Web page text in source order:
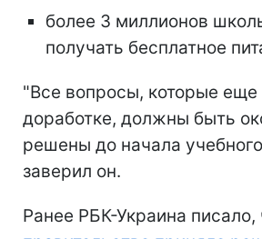
более 3 миллионов
получать бесплатное
"Все вопросы, которые
доработке, должны быть
решены до начала
заверил он.
Ранее РБК-Украина писало,